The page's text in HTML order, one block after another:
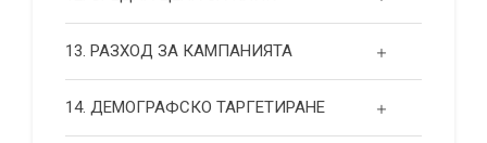
13. РАЗХОД ЗА КАМПАНИЯТА
14. ДЕМОГРАФСКО ТАРГЕТИРАНЕ